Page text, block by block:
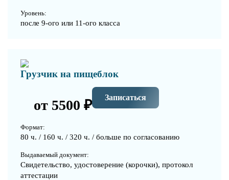
Уровень:
после 9-ого или 11-ого класса
Грузчик на пищеблок
от 5500 ₽ Записаться
Формат:
80 ч. / 160 ч. / 320 ч. / больше по согласованию
Выдаваемый документ:
Свидетельство, удостоверение (корочки), протокол
аттестации